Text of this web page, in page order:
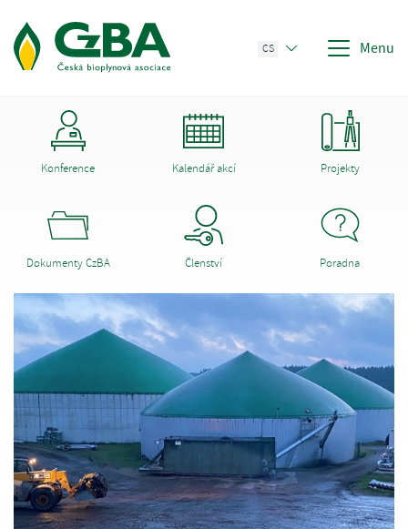
CS Menu
Konference Kalendář akcí Projekty
Dokumenty CzBA Členství Poradna